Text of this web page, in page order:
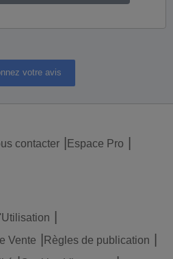
votre avis
contacter
Espace Pro
Vente
Règles de publication